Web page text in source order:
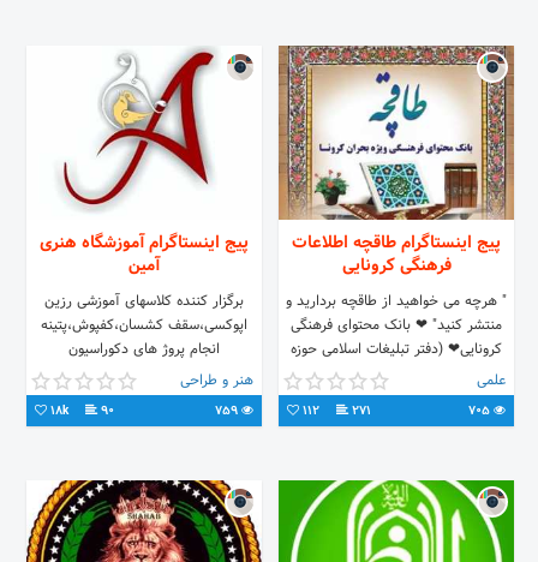
پیج اینستاگرام طاقچه اطلاعات
فرهنگی کرونایی
" هرچه می خواهید از طاقچه بردارید و
منتشر کنید" ❤ بانک محتوای فرهنگی
کرونایی❤ (دفتر تبلیغات اسلامی حوزه
علمیه) در همه پیام رسان ها:
taghcheh1399
علمی
271
112
پیج اینستاگرام آموزشگاه هنری
آمین
برگزار کننده کلاسهای آموزشی رزین
اپوکسی،سقف کشسان،کفپوش،پتینه
انجام پروژ های دکوراسیون
داخلی،پتینه،سقف کشسان و کفپوش
قیطریه،ابتدای بلوار اندرزگو
هنر و طراحی
90
18k